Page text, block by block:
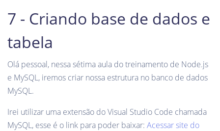
7 - Criando base de dados e
tabela
Olá pessoal, nessa sétima aula do treinamento de Node.js
e MySQL, iremos criar nossa estrutura no banco de dados
MySQL.
Irei utilizar uma extensão do Visual Studio Code chamada
MySQL, esse é o link para poder baixar: Acessar site do